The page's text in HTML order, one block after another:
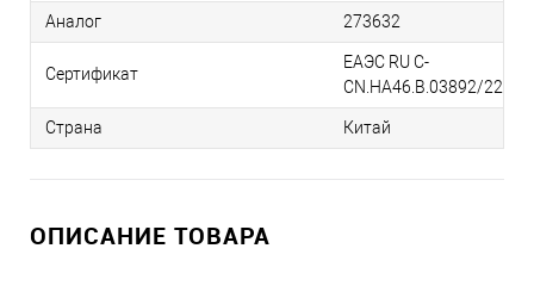
Аналог 273632
Сертификат
ЕАЭС RU С-
CN.НА46.В.03892/22
Страна Китай
ОПИСАНИЕ ТОВАРА